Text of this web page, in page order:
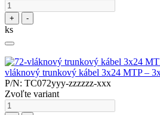
+ -
ks
vláknový trunkový kábel 3x24 MTP –
P/N: TC072yyy-zzzzzz-xxx
Zvoľte variant